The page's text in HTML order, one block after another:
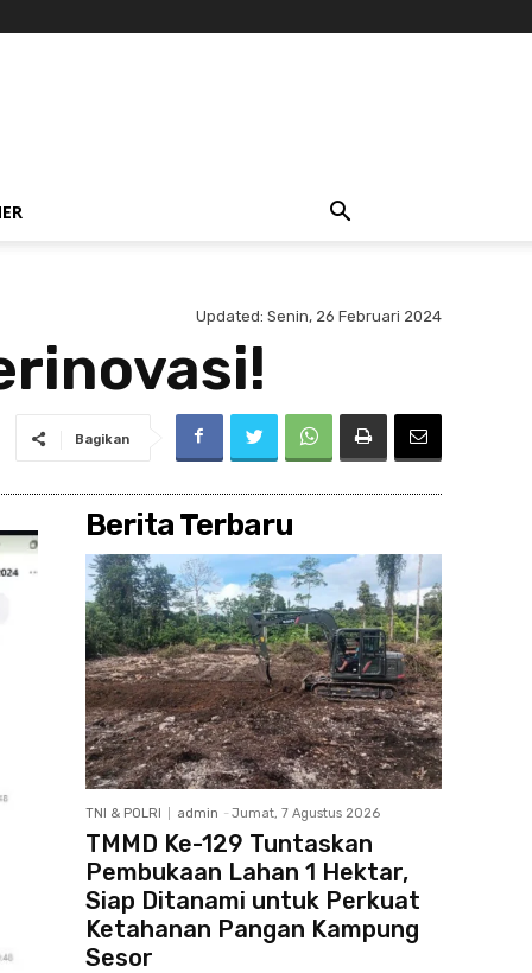
Updated: Senin, 26 Februari 2024
Bagikan
Berita Terbaru
TNI & POLRI admin - Jumat, 7 Agustus 2026
TMMD Ke-129 Tuntaskan
Pembukaan Lahan 1 Hektar,
Siap Ditanami untuk Perkuat
Ketahanan Pangan Kampung
Sesor